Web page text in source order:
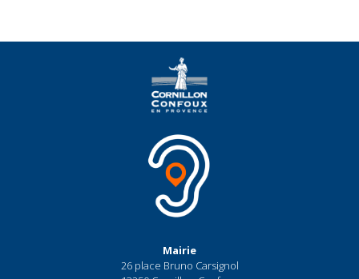
Mairie
26 place Bruno Carsignol